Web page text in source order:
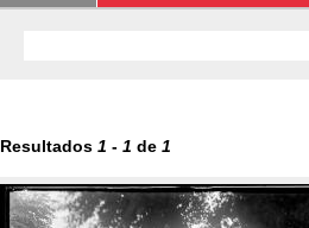
Resultados 1 - 1 de 1